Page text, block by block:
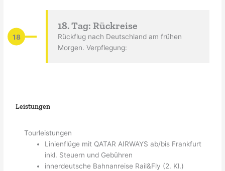
18
18. Tag: Rückreise
Rückflug nach Deutschland am frühen
Morgen. Verpflegung:
Leistungen
Tourleistungen
Linienflüge mit QATAR AIRWAYS ab/bis Frankfurt
inkl. Steuern und Gebühren
innerdeutsche Bahnanreise Rail&Fly (2. Kl.)